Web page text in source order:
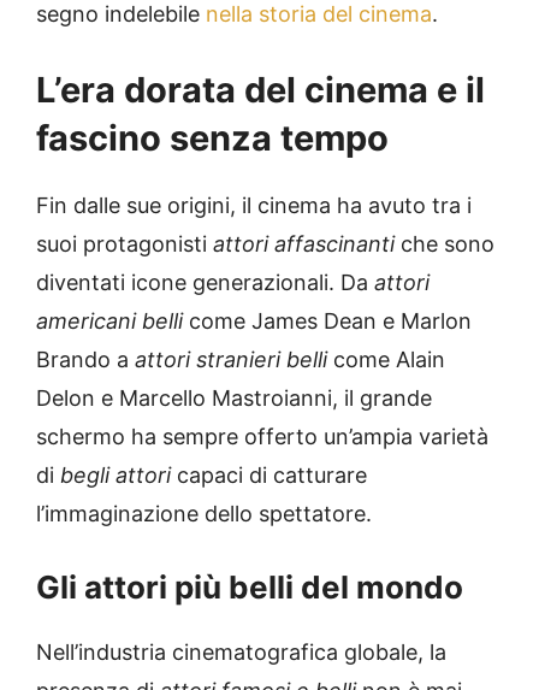
segno indelebile nella storia del cinema.
L’era dorata del cinema e il
fascino senza tempo
Fin dalle sue origini, il cinema ha avuto tra i
suoi protagonisti attori affascinantiche sono
diventati icone generazionali. Da attori
americani bellicome James Dean e Marlon
Brando a attori stranieri bellicome Alain
Delon e Marcello Mastroianni, il grande
schermo ha sempre offerto un’ampia varietà
di begli attoricapaci di catturare
l’immaginazione dello spettatore.
Gli attori più belli del mondo
Nell’industria cinematografica globale, la